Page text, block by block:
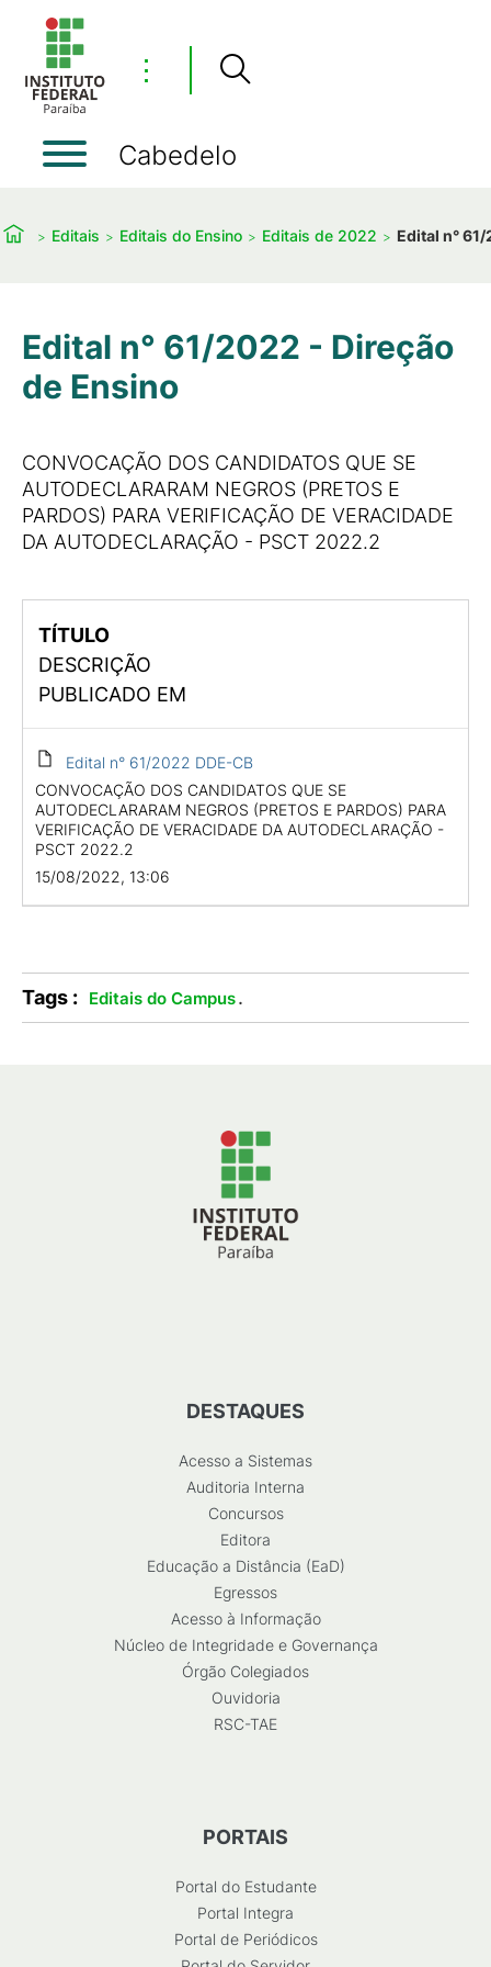
⋮
Cabedelo
Editais Editais do Ensino Editais de 2022 Edital n°
Edital n° 61/2022 - Direção
de Ensino
CONVOCAÇÃO DOS CANDIDATOS QUE SE
AUTODECLARARAM NEGROS (PRETOS E
PARDOS) PARA VERIFICAÇÃO DE VERACIDADE
DA AUTODECLARAÇÃO - PSCT 2022.2
TÍTULO
DESCRIÇÃO
PUBLICADO EM
Edital n° 61/2022 DDE-CB
CONVOCAÇÃO DOS CANDIDATOS QUE SE
AUTODECLARARAM NEGROS (PRETOS E PARDOS) PARA
VERIFICAÇÃO DE VERACIDADE DA AUTODECLARAÇÃO -
PSCT 2022.2
15/08/2022, 13:06
Tags : Editais do Campus.
DESTAQUES
Acesso a Sistemas
Auditoria Interna
Concursos
Editora
Educação a Distância (EaD)
Egressos
Acesso à Informação
Núcleo de Integridade e Governança
Órgão Colegiados
Ouvidoria
RSC-TAE
PORTAIS
Portal do Estudante
Portal Integra
Portal de Periódicos